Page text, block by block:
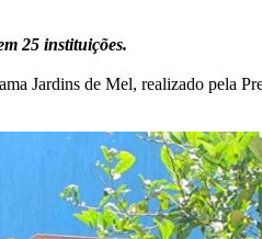
25 instituições.
Jardins de Mel, realizado pela